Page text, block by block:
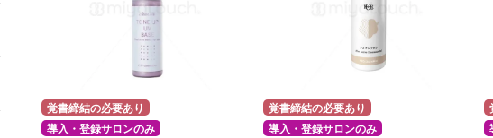
覚書締結の必要あり
導入・登録サロンのみ
覚書締結の必要あり
導入・登録サロンのみ